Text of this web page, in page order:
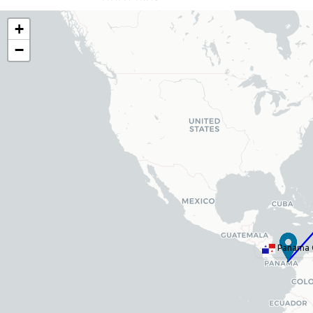
Panama
+
−